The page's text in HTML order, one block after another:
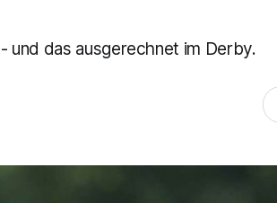
und das ausgerechnet im Derby.